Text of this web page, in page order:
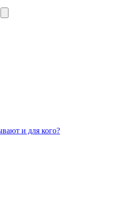
и для кого?